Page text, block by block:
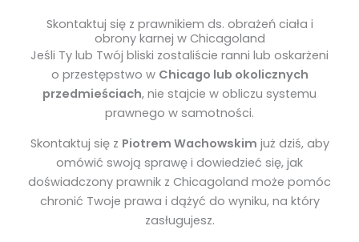
Skontaktuj się z prawnikiem ds. obrażeń ciała i
obrony karnej w Chicagoland
Jeśli Ty lub Twój bliski zostaliście ranni lub oskarżeni
o przestępstwo w Chicago lub okolicznych
przedmieściach, nie stajcie w obliczu systemu
prawnego w samotności.
Skontaktuj się z Piotrem Wachowskim już dziś, aby
omówić swoją sprawę i dowiedzieć się, jak
doświadczony prawnik z Chicagoland może pomóc
chronić Twoje prawa i dążyć do wyniku, na który
zasługujesz.